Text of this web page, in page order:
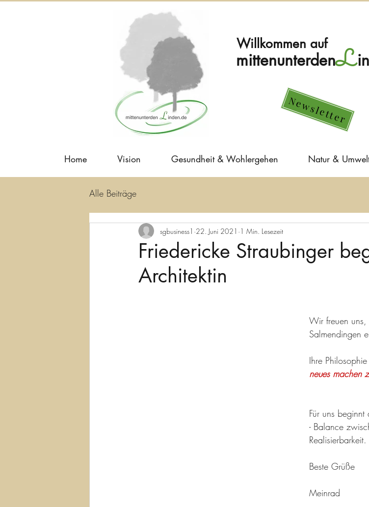
Willkommen auf
mittenunterdenL
Newsletter
Home Vision Gesundheit & Wohlergehen Natur &
Alle Beiträge
Friedericke Straubinger
Architektin
sgbusiness1 22. Juni 2021 1 Min. Lesezeit
Wir freuen
Salmendingen
Ihre Philosophie
neues machen
Für uns
- Balance
Realisierbarkeit.
Beste Grüße
Meinrad